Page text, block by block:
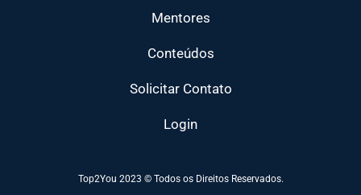
Mentores
Conteúdos
Solicitar Contato
Login
Top2You 2023 © Todos os Direitos Reservados.